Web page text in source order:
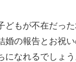
どもが不在だっ
婚の報告とお祝
なれるでしょう